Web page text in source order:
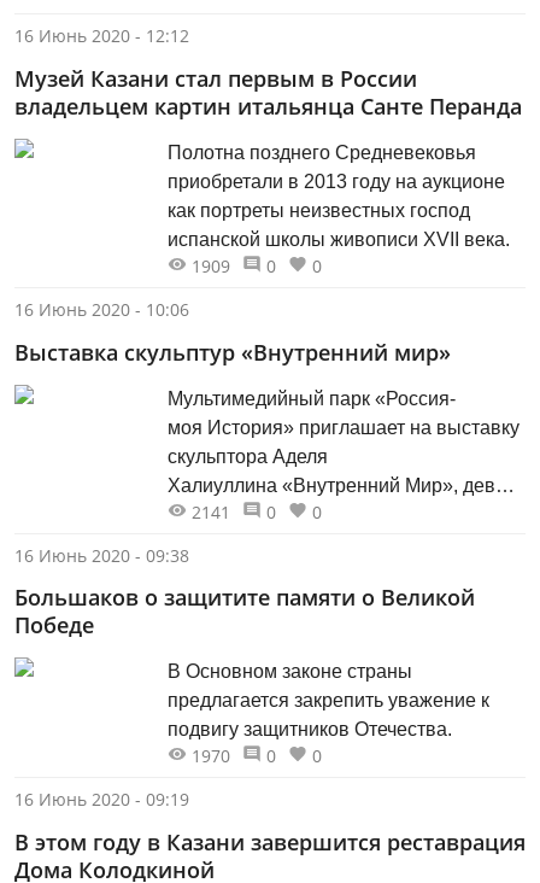
16 Июнь 2020 - 12:12
Музей Казани стал первым в России
владельцем картин итальянца Санте Перанда
Полотна позднего Средневековья
приобретали в 2013 году на аукционе
как портреты неизвестных господ
испанской школы живописи XVII века.
1909 0
0
16 Июнь 2020 - 10:06
Выставка скульптур «Внутренний мир»
Мультимедийный парк «Россия-
моя История» приглашает на выставку
скульптора Аделя
Халиуллина «Внутренний Мир», девиз
которой: «Здесь каждый увидит самого
2141 0
0
16 Июнь 2020 - 09:38
Большаков о защитите памяти о Великой
Победе
В Основном законе страны
предлагается закрепить уважение к
подвигу защитников Отечества.
1970 0
0
16 Июнь 2020 - 09:19
В этом году в Казани завершится реставрация
Дома Колодкиной